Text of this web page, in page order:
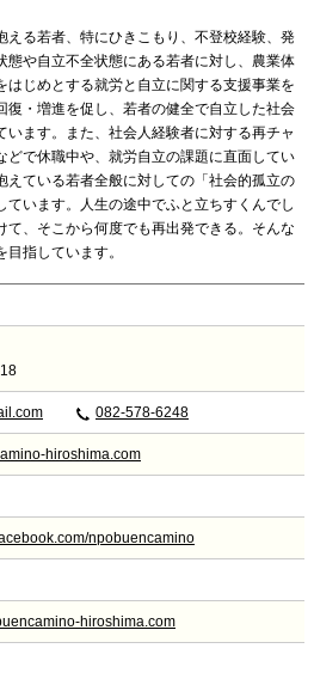
える若者、特にひきこもり、不登校経験、発
態や自立不全状態にある若者に対し、農業体
はじめとする就労と自立に関する支援事業を
復・増進を促し、若者の健全で自立した社会
ます。また、社会人経験者に対する再チャ
どで休職中や、就労自立の課題に直面してい
えている若者全般に対しての「社会的孤立の
います。人生の途中でふと立ちすくんでし
て、そこから何度でも再出発できる。そんな
目指しています。
082-578-6248
hiroshima.com
npobuencamino
hiroshima.com